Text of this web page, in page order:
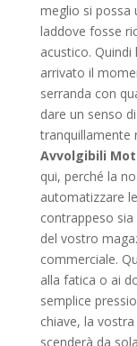
meglio si possa
laddove fosse
acustico.
arrivato il
serranda con
dare un senso
tranquillamente
Avvolgibili
qui, perché la
automatizzare
contrappeso
del vostro
commerciale.
alla fatica o ai
semplice
chiave, la
scenderà da